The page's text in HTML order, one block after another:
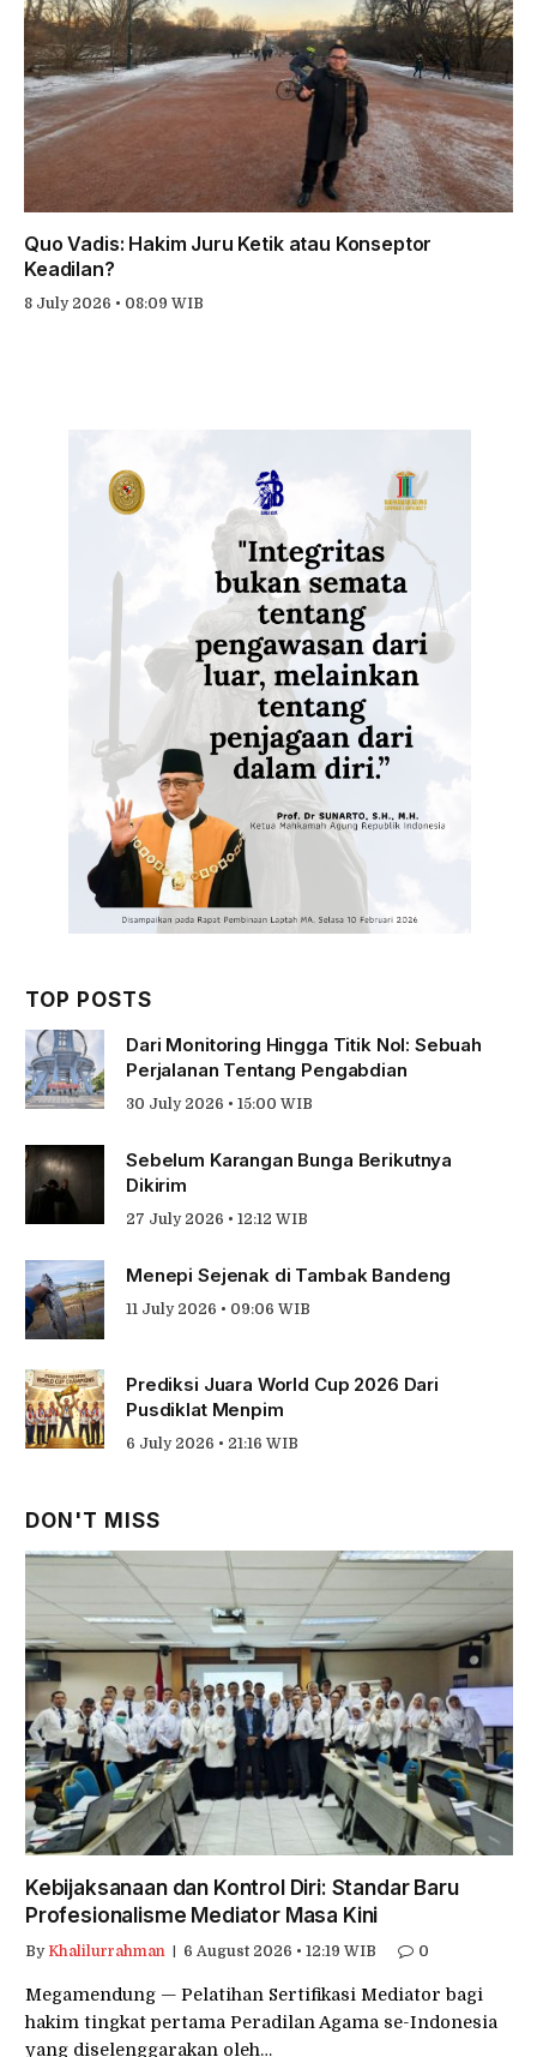
Quo Vadis: Hakim Juru Ketik atau Konseptor
Keadilan?
8 July 2026 • 08:09 WIB
TOP POSTS
Dari Monitoring Hingga Titik Nol: Sebuah
Perjalanan Tentang Pengabdian
30 July 2026 • 15:00 WIB
Sebelum Karangan Bunga Berikutnya
Dikirim
27 July 2026 • 12:12 WIB
Menepi Sejenak di Tambak Bandeng
11 July 2026 • 09:06 WIB
Prediksi Juara World Cup 2026 Dari
Pusdiklat Menpim
6 July 2026 • 21:16 WIB
DON'T MISS
Kebijaksanaan dan Kontrol Diri: Standar Baru
Profesionalisme Mediator Masa Kini
By Khalilurrahman 6 August 2026 • 12:19 WIB 0
Megamendung — Pelatihan Sertifikasi Mediator bagi
hakim tingkat pertama Peradilan Agama se-Indonesia
yang diselenggarakan oleh…